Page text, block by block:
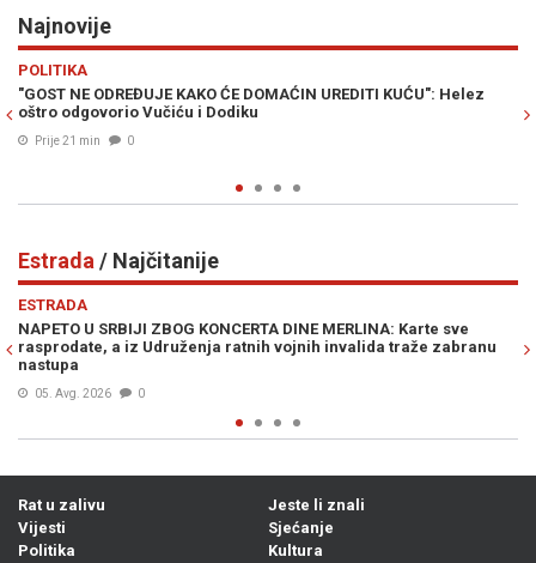
Najnovije
REGIJA
HAOS U SKUPŠTINI KOSOVA: Opoziciona poslanica jajima gađala
Aljbina Kurtija (VIDEO)
Prije 38 min
Estrada / Najčitanije
ESTRADA
"NIJE ME SRAMOTA": Poznata srbijanska pjevačica priznala da
skuplja stvari pored kontejnera
Rat u zalivu
Vijesti
Politika
Jeste li znali
Sjećanje
Kultura